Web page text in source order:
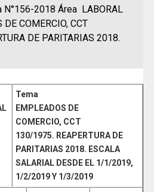
N°156-2018 Área LABORAL
COMERCIO, CCT
DE PARITARIAS 2018.
Tema
EMPLEADOS DE
COMERCIO, CCT
130/1975. REAPERTURA DE
PARITARIAS 2018. ESCALA
SALARIAL DESDE EL 1/1/2019,
1/2/2019 Y 1/3/2019